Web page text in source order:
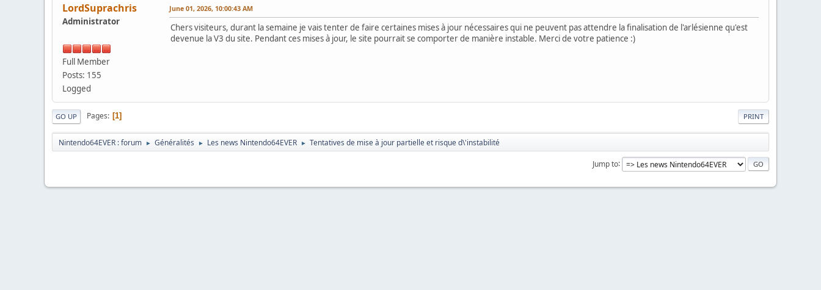
LordSuprachris
Administrator
Full Member
Posts: 155
Logged
June 01, 2026, 10:00:43 AM
Chers visiteurs, durant la semaine je vais tenter de faire certaines mises à jour nécessaires qui ne peuvent pas attendre la finalisation de l'arlésienne qu'est
devenue la V3 du site. Pendant ces mises à jour, le site pourrait se comporter de manière instable. Merci de votre patience :)
PRINT
GO UP Pages 1
Nintendo64EVER : forum ► Généralités ► Les news Nintendo64EVER ► Tentatives de mise à jour partielle et risque d\'instabilité
Jump to